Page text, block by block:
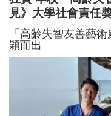
見》大學社會責任
「高齡失智友善藝
穎而出